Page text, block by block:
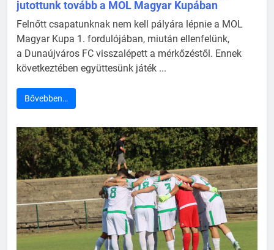
jutottunk tovább a MOL Magyar Kupában
Felnőtt csapatunknak nem kell pályára lépnie a MOL
Magyar Kupa 1. fordulójában, miután ellenfelünk,
a Dunaújváros FC visszalépett a mérkőzéstől. Ennek
következtében együttesünk játék ...
Bővebben…